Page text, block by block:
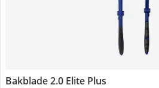
Bakblade 2.0 Elite Plus